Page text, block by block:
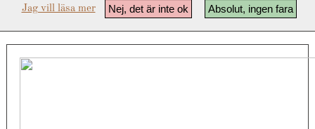
Absolut, ingen fara
Nej, det är inte ok
Jag vill läsa mer